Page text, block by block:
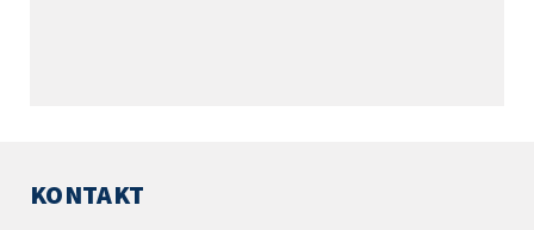
KONTAKT